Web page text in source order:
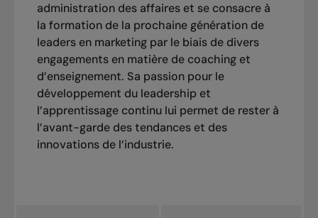
administration des affaires et se consacre à
la formation de la prochaine génération de
leaders en marketing par le biais de divers
engagements en matière de coaching et
d’enseignement. Sa passion pour le
développement du leadership et
l’apprentissage continu lui permet de rester à
l’avant-garde des tendances et des
innovations de l’industrie.